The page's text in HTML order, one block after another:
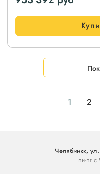
1 2
Челябинск,
пн-пт